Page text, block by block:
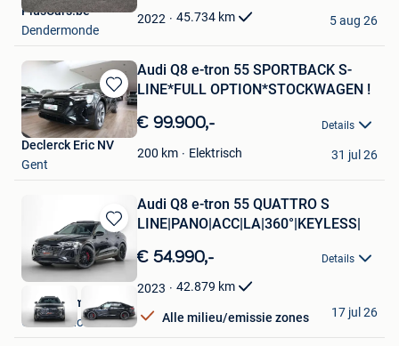
Favorieten
2022 45.734 km
PlusCars.be
Dendermonde
5 aug 26
Bewaren
in
Mijn
Favorieten
Audi Q8 e-tron 55 SPORTBACK S-
LINE*FULL OPTION*STOCKWAGEN !
€ 99.900,- Details
200 km Elektrisch
Declerck Eric NV
Gent
31 jul 26
Bewaren
in
Mijn
Favorieten
Audi Q8 e-tron 55 QUATTRO S
LINE|PANO|ACC|LA|360°|KEYLESS|
€ 54.990,- Details
2023 42.879 km
Alle milieu/emissie zones
VDJ Automotive
Grobbendonk
17 jul 26